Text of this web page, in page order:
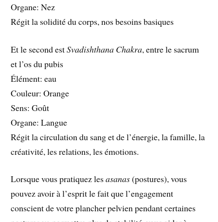
Organe: Nez
Régit la solidité du corps, nos besoins basiques
Et le second estSvadishthana Chakra, entre le sacrum
et l’os du pubis
Élément: eau
Couleur: Orange
Sens: Goût
Organe: Langue
Régit la circulation du sang et de l’énergie, la famille, la
créativité, les relations, les émotions.
Lorsque vous pratiquez lesasanas(postures), vous
pouvez avoir à l’esprit le fait que l’engagement
conscient de votre plancher pelvien pendant certaines